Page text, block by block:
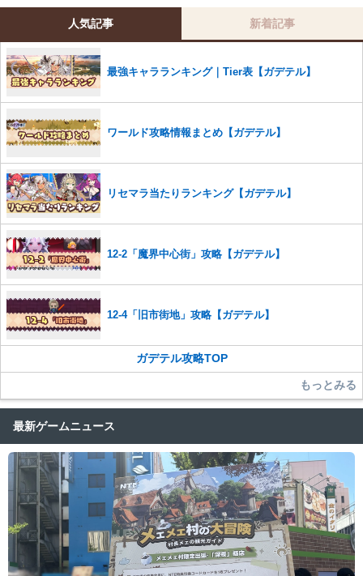
だけますでしょうか。
コメントの削除を申請する※投稿内容を確認後、順次対応さ
せていただきます。ご了承ください。
※一度削除したコメントは復元ができませんのでご注意くだ
また、過度な利用規約の違反や、弊社に損害の及ぶ内容の書き込みがあ
った場合は、法的措置をとらせていただく場合もございますので、あら
人気記事 新着記事
最強キャラランキング｜Tier表【ガデテル】
ワールド攻略情報まとめ【ガデテル】
リセマラ当たりランキング【ガデテル】
12-2「魔界中心街」攻略【ガデテル】
12-4「旧市街地」攻略【ガデテル】
ガデテル攻略TOP
もっとみる
最新ゲームニュース